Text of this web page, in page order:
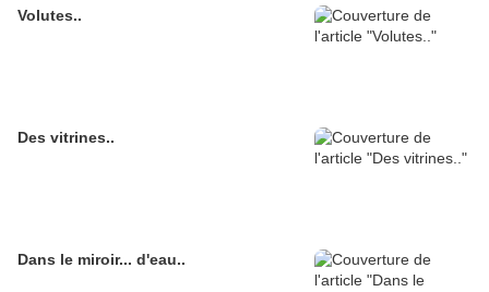
Volutes..
Des vitrines..
Dans le miroir... d'eau..